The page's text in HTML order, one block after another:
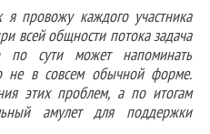
провожу каждого участника
всей общности потока задача
по сути может напоминать
не в совсем обычной форме.
этих проблем, а по итогам
амулет для поддержки